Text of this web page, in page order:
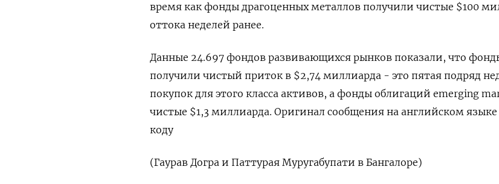
время как фонды драгоценных металлов получили чистые $100
оттока неделей ранее.
Данные 24.697 фондов развивающихся рынков показали, что
получили чистый приток в $2,74 миллиарда - это пятая подряд
покупок для этого класса активов, а фонды облигаций emerging
чистые $1,3 миллиарда. Оригинал сообщения на английском языке
коду
(Гаурав Догра и Паттурая Муругабупати в Бангалоре)